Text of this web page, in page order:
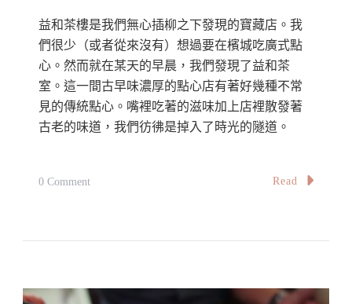
益和茶樓是我們無心插柳之下發現的寶藏店。我
們很少（或者從來沒有）想過要在檳城吃廣式點
心。然而就在某天的早晨，我們發現了益和茶
室。這一間古早味濃厚的點心店有著好幾種不常
見的傳統點心。嘴裡吃著的滋味加上店裡散發著
古老的味道，我們彷彿是掉入了時光的隧道。
0 CommentOn
味
Read